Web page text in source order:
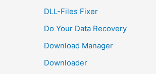
DLL-Files Fixer
Do Your Data Recovery
Download Manager
Downloader